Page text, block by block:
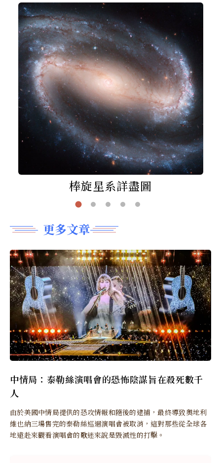
棒旋星系詳盡圖
更多文章
中情局：泰勒絲演唱會的恐怖陰謀旨在殺死數千
人
由於美國中情局提供的恐攻情報和隨後的逮捕，最終導致奧地利
維也納三場售完的泰勒絲巡迴演唱會被取消，這對那些從全球各
地遠赴來觀看演唱會的歌迷來說是毀滅性的打擊。